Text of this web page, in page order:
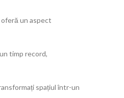
un aspect
timp record,
spațiul într-un